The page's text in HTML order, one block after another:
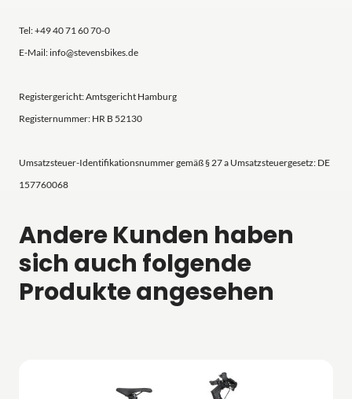
Tel: +49 40 71 60 70-0
E-Mail: info@stevensbikes.de
Registergericht: Amtsgericht Hamburg
Registernummer: HR B 52130
Umsatzsteuer-Identifikationsnummer gemäß § 27 a Umsatzsteuergesetz: DE
157760068
Andere Kunden haben
sich auch folgende
Produkte angesehen